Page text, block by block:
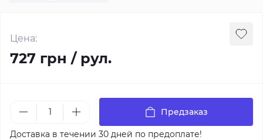
Цена:
727 грн / рул.
Предзаказ
Доставка в течении 30 дней по предоплате!